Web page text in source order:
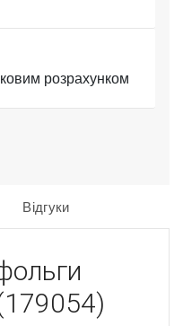
розрахунком
Відгуки